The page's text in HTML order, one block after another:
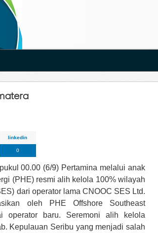
linkedin
0
00.00 (6/9) Pertamina melalui anak
(PHE) resmi alih kelola 100% wilayah
dari operator lama CNOOC SES Ltd.
oleh PHE Offshore Southeast
operator baru. Seremoni alih kelola
Kepulauan Seribu yang menjadi salah